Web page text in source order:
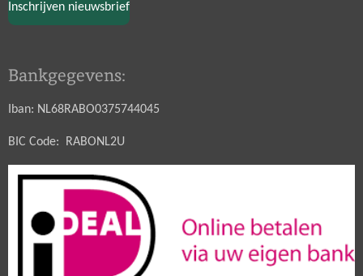
Inschrijven nieuwsbrief
Bankgegevens:
Iban: NL68RABO0375744045
BIC Code: RABONL2U